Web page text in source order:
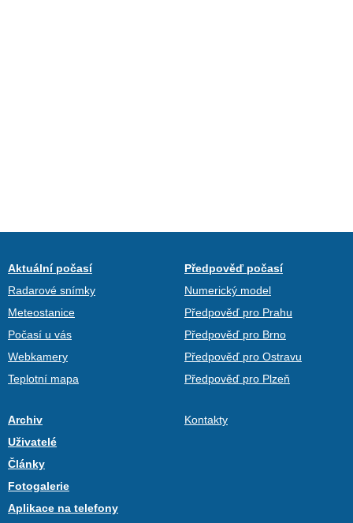
Aktuální počasí
Radarové snímky
Meteostanice
Počasí u vás
Webkamery
Teplotní mapa
Předpověď počasí
Numerický model
Předpověď pro Prahu
Předpověď pro Brno
Předpověď pro Ostravu
Předpověď pro Plzeň
Archiv
Uživatelé
Články
Fotogalerie
Aplikace na telefony
Kontakty